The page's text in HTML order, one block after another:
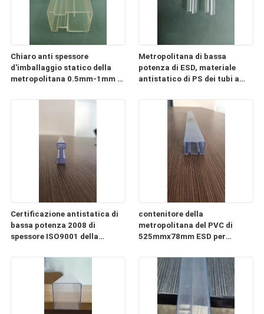
Chiaro anti spessore
d'imballaggio statico della
metropolitana 0.5mm-1mm di
metropolitana
Metropolitana di bassa
potenza di ESD, materiale
antistatico di PS dei tubi a
Certificazione antistatica di
bassa potenza 2008 di
spessore ISO9001 della
contenitore della
metropolitana del PVC di
525mmx78mm ESD per
alimentazione